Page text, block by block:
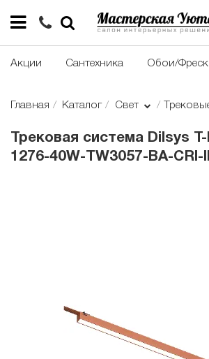
Акции Сантехника Обои/
Главная Каталог Свет
Трековая система Dilsys T-
1276-40W-TW3057-BA-CRI-